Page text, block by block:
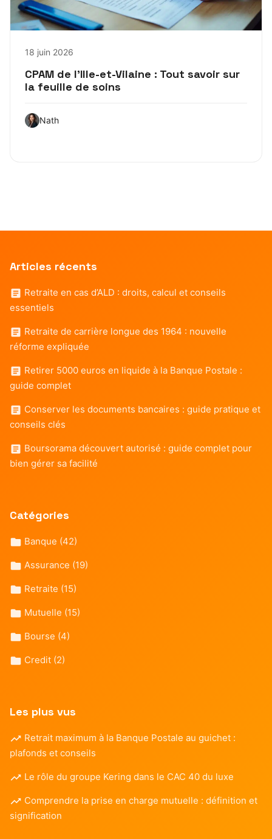
18 juin 2026
CPAM de l’Ille-et-Vilaine : Tout savoir sur
la feuille de soins
Nath
Articles récents
Retraite en cas d’ALD : droits, calcul et conseils
essentiels
Retraite de carrière longue des 1964 : nouvelle
réforme expliquée
Retirer 5000 euros en liquide à la Banque Postale :
guide complet
Conserver les documents bancaires : guide pratique et
conseils clés
Boursorama découvert autorisé : guide complet pour
bien gérer sa facilité
Catégories
Banque (42)
Assurance (19)
Retraite (15)
Mutuelle (15)
Bourse (4)
Credit (2)
Les plus vus
Retrait maximum à la Banque Postale au guichet :
plafonds et conseils
Le rôle du groupe Kering dans le CAC 40 du luxe
Comprendre la prise en charge mutuelle : définition et
signification